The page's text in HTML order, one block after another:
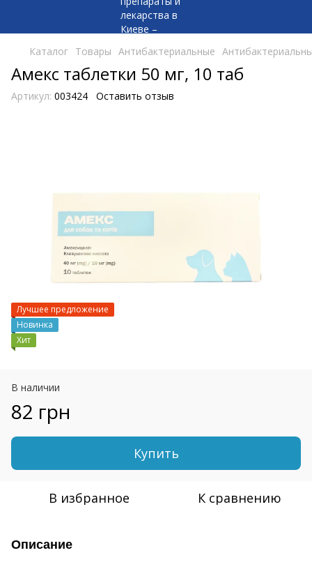
Каталог Товары Антибактериальные
Амекс таблетки 50 мг, 10 таб
Артикул: 003424 Оставить отзыв
Лучшее предложение
Новинка
Хит
В наличии
82 грн
Купить
В избранное К сравнению
Описание